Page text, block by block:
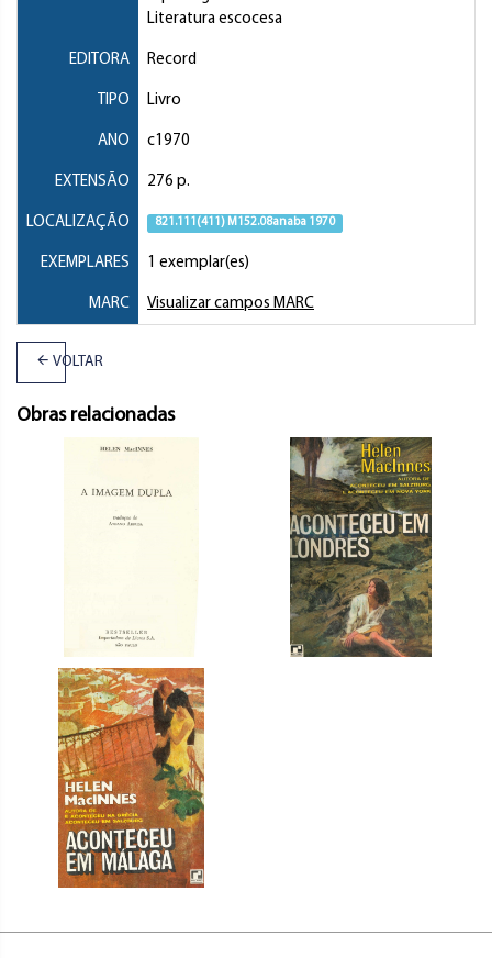
Literatura escocesa
EDITORA Record
TIPO Livro
ANO c1970
EXTENSÃO 276 p.
LOCALIZAÇÃO 821.111(411) M152.08anaba 1970
EXEMPLARES 1 exemplar(es)
MARC Visualizar campos MARC
VOLTAR
Obras relacionadas